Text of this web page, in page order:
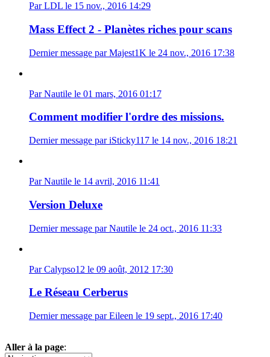
Par LDL le 15 nov., 2016 14:29
Mass Effect 2 - Planètes riches pour scans
Dernier message par Majest1K le 24 nov., 2016 17:38
Par Nautile le 01 mars, 2016 01:17
Comment modifier l'ordre des missions.
Dernier message par iSticky117 le 14 nov., 2016 18:21
Par Nautile le 14 avril, 2016 11:41
Version Deluxe
Dernier message par Nautile le 24 oct., 2016 11:33
Par Calypso12 le 09 août, 2012 17:30
Le Réseau Cerberus
Dernier message par Eileen le 19 sept., 2016 17:40
Aller à la page: